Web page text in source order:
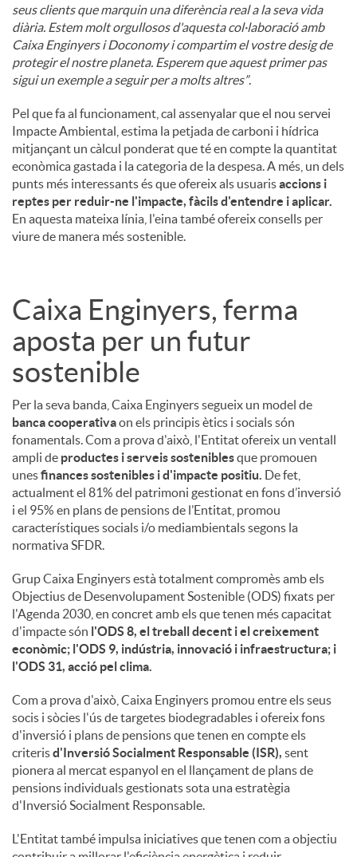
seus clients que marquin una diferència real a la seva vida
diària. Estem molt orgullosos d'aquesta col·laboració amb
Caixa Enginyers i Doconomy i compartim el vostre desig de
protegir el nostre planeta. Esperem que aquest primer pas
sigui un exemple a seguir per a molts altres”.
Pel que fa al funcionament, cal assenyalar que el nou servei
Impacte Ambiental, estima la petjada de carboni i hídrica
mitjançant un càlcul ponderat que té en compte la quantitat
econòmica gastada i la categoria de la despesa. A més, un dels
punts més interessants és que ofereix als usuarisaccions i
reptes per reduir-ne l'impacte, fàcils d'entendre i aplicar.
En aquesta mateixa línia, l'eina també ofereix consells per
viure de manera més sostenible.
Caixa Enginyers, ferma
aposta per un futur
sostenible
Per la seva banda, Caixa Enginyers segueix un model de
banca cooperativaon els principis ètics i socials són
fonamentals. Com a prova d'això, l'Entitat ofereix un ventall
ampli de productes i serveis sosteniblesque promouen
unesfinances sostenibles i d'impacte positiu. De fet,
actualment el 81% del patrimoni gestionat en fons d’inversió
i el 95% en plans de pensions de l’Entitat, promou
característiques socials i/o mediambientals segons la
normativa SFDR.
Grup Caixa Enginyers està totalment compromès amb els
Objectius de Desenvolupament Sostenible (ODS) fixats per
l'Agenda 2030, en concret amb els que tenen més capacitat
d'impacte són l'ODS 8, el treball decent i el creixement
econòmic; l'ODS 9, indústria, innovació i infraestructura; i
l'ODS 31, acció pel clima.
Com a prova d'això, Caixa Enginyers promou entre els seus
socis i sòcies l'ús de targetes biodegradables i ofereix fons
d'inversió i plans de pensions que tenen en compte els
criterisd'Inversió Socialment Responsable (ISR), sent
pionera al mercat espanyol en el llançament de plans de
pensions individuals gestionats sota una estratègia
d'Inversió Socialment Responsable.
L'Entitat també impulsa iniciatives que tenen com a objectiu